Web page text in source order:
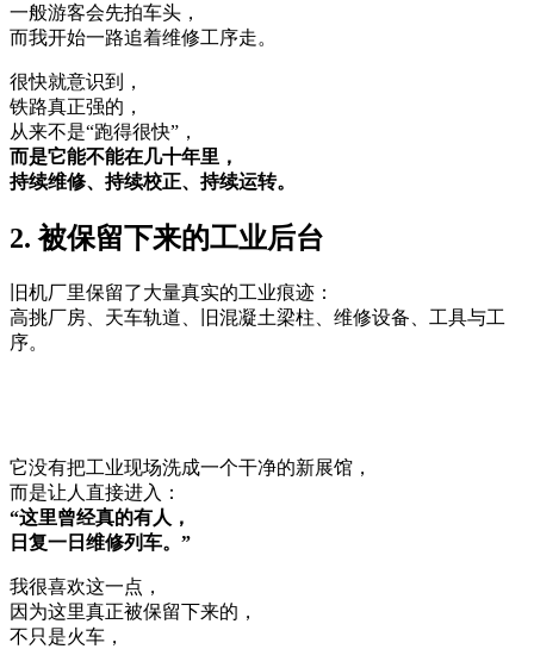
一般游客会先拍车头，
而我开始一路追着维修工序走。
很快就意识到，
铁路真正强的，
从来不是“跑得很快”，
而是它能不能在几十年里，
持续维修、持续校正、持续运转。
2. 被保留下来的工业后台
旧机厂里保留了大量真实的工业痕迹：
高挑厂房、天车轨道、旧混凝土梁柱、维修设备、工具与工
序。
它没有把工业现场洗成一个干净的新展馆，
而是让人直接进入：
“这里曾经真的有人，
日复一日维修列车。”
我很喜欢这一点，
因为这里真正被保留下来的，
不只是火车，